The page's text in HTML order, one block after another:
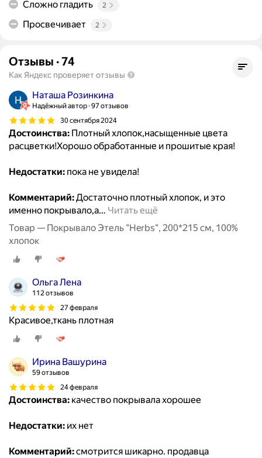
Сложно гладить 2
Просвечивает 2
Отзывы ·74
Как Яндекс проверяет отзывы
Наташа Розинкина
Надёжный автор 97 отзывов
30 сентября 2024
Достоинства: Плотный хлопок,насыщенные цвета
расцветки!Хорошо обработанные и прошитые края!
Недостатки: пока не увидела!
Комментарий:Достаточно плотный хлопок, и это
именно покрывало,а… Читать ещё
Товар — Покрывало Этель "Herbs", 200*215 см, 100%
хлопок
Ольга Лена
112 отзывов
27 февраля
Красивое,ткань плотная
Ирина Вашурина
59 отзывов
24 февраля
Достоинства: качество покрывала хорошее
Недостатки: их нет
Комментарий:смотрится шикарно. продавца